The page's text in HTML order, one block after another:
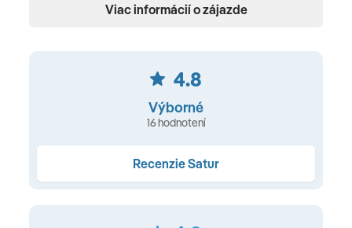
200 m od areálu hotela • dlhá, piesková pláž s
293 izieb • vstupná hala s 24 hodinovou recepciou • Wi-
Fi (zdarma) • 2 reštaurácie • 6 barov • 4 vonkajšie
bazény • detský bazén • aquapark • slnečníky, ležadlá a
Viac informácií o zájazde
4.8
Výborné
16 hodnotení
Recenzie Satur